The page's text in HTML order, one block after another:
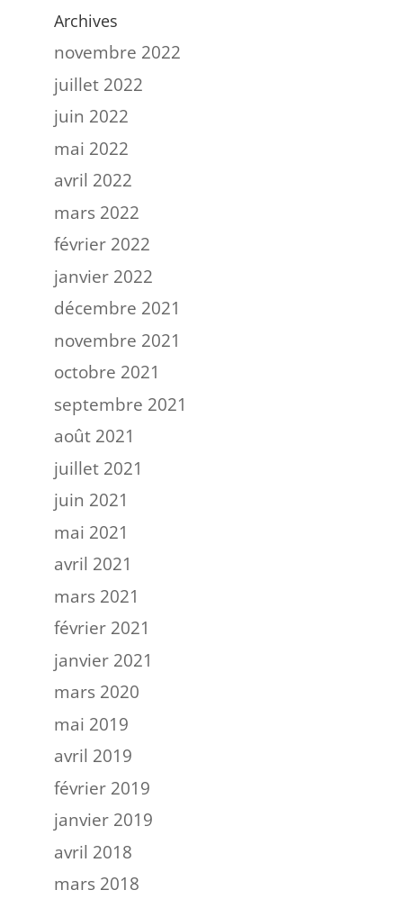
Archives
novembre 2022
juillet 2022
juin 2022
mai 2022
avril 2022
mars 2022
février 2022
janvier 2022
décembre 2021
novembre 2021
octobre 2021
septembre 2021
août 2021
juillet 2021
juin 2021
mai 2021
avril 2021
mars 2021
février 2021
janvier 2021
mars 2020
mai 2019
avril 2019
février 2019
janvier 2019
avril 2018
mars 2018